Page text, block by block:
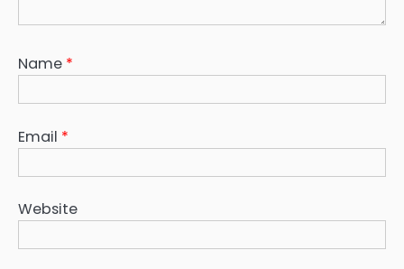
Name *
Email *
Website